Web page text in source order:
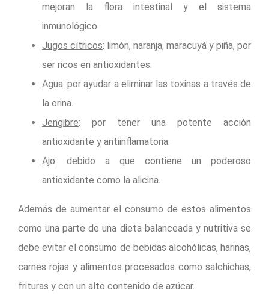
mejoran la flora intestinal y el sistema
inmunológico.
Jugos cítricos: limón, naranja, maracuyá y piña, por
ser ricos en antioxidantes.
Agua: por ayudar a eliminar las toxinas a través de
la orina.
Jengibre: por tener una potente acción
antioxidante y antiinflamatoria.
Ajo: debido a que contiene un poderoso
antioxidante como la alicina.
Además de aumentar el consumo de estos alimentos
como una parte de una dieta balanceada y nutritiva se
debe evitar el consumo de bebidas alcohólicas, harinas,
carnes rojas y alimentos procesados como salchichas,
frituras y con un alto contenido de azúcar.